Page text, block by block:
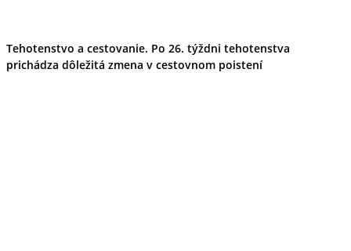
Tehotenstvo a cestovanie. Po 26. týždni tehotenstva
prichádza dôležitá zmena v cestovnom poistení